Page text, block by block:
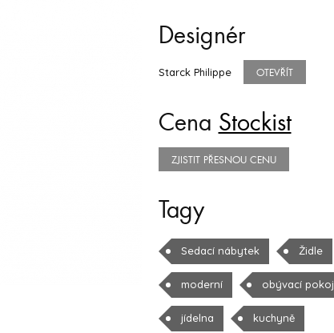
Designér
Starck Philippe OTEVŘÍT
Cena Stockist
ZJISTIT PŘESNOU CENU
Tagy
Sedací nábytek Židle
moderní obývací pokoj
jídelna kuchyně